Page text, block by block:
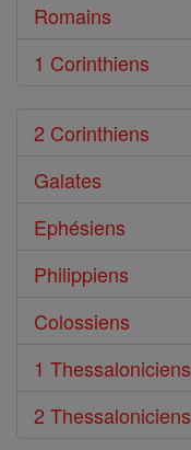
Romains
1 Corinthiens
2 Corinthiens
Galates
Ephésiens
Philippiens
Colossiens
1 Thessaloniciens
2 Thessaloniciens